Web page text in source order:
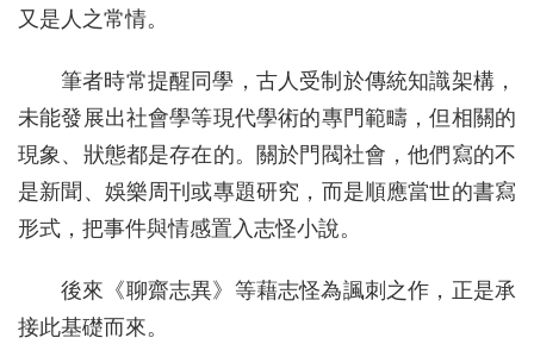
又是人之常情。
筆者時常提醒同學，古人受制於傳統知識架構，
未能發展出社會學等現代學術的專門範疇，但相關的
現象、狀態都是存在的。關於門閥社會，他們寫的不
是新聞、娛樂周刊或專題研究，而是順應當世的書寫
形式，把事件與情感置入志怪小說。
後來《聊齋志異》等藉志怪為諷刺之作，正是承
接此基礎而來。